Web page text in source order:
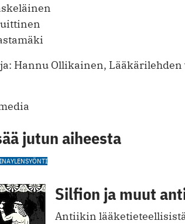
Hannu Ollikainen, Lääkärilehden
jutun aiheesta
YLENSYÖNTI
Silfion ja muut
Antiikin